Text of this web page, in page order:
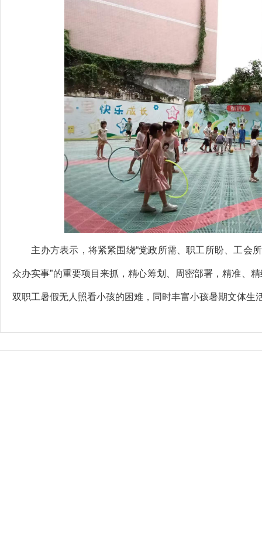
主办方表示，将紧紧围绕“党政所需、职工所盼、工会所
众办实事”的重要项目来抓，精心筹划、周密部署，精准、
双职工暑假无人照看小孩的困难，同时丰富小孩暑期文体生